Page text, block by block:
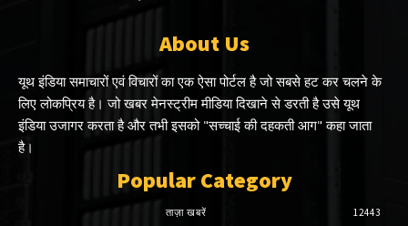
About Us
यूथ इंडिया समाचारों एवं विचारों का एक ऐसा पोर्टल है जो सबसे हट कर चलने के
लिए लोकप्रिय है। जो खबर मेनस्ट्रीम मीडिया दिखाने से डरती है उसे यूथ
इंडिया उजागर करता है और तभी इसको "सच्चाई की दहकती आग" कहा जाता
है।
Popular Category
ताज़ा खबरें
12443